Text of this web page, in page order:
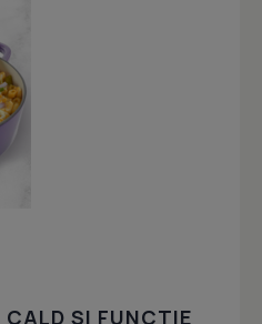
SI FUNCTIE